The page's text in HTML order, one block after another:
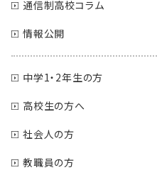
通信制高校コラム
情報公開
中学1・2年生の方
高校生の方へ
社会人の方
教職員の方